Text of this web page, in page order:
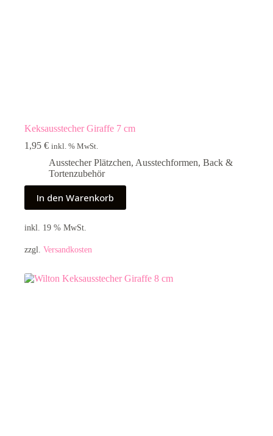
Keksausstecher Giraffe 7 cm
1,95 € inkl. % MwSt.
Ausstecher Plätzchen, Ausstechformen, Back &
Tortenzubehör
In den Warenkorb
inkl. 19 % MwSt.
zzgl. Versandkosten